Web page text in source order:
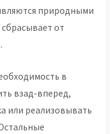
природными
от
в
взад-вперед,
или реализовывать